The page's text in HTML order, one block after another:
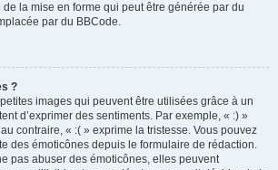
la mise en forme qui peut être générée par du
par du BBCode.
?
images qui peuvent être utilisées grâce à un
d’exprimer des sentiments. Par exemple, « :) »
contraire, « :( » exprime la tristesse. Vous pouvez
des émoticônes depuis le formulaire de rédaction.
pas abuser des émoticônes, elles peuvent